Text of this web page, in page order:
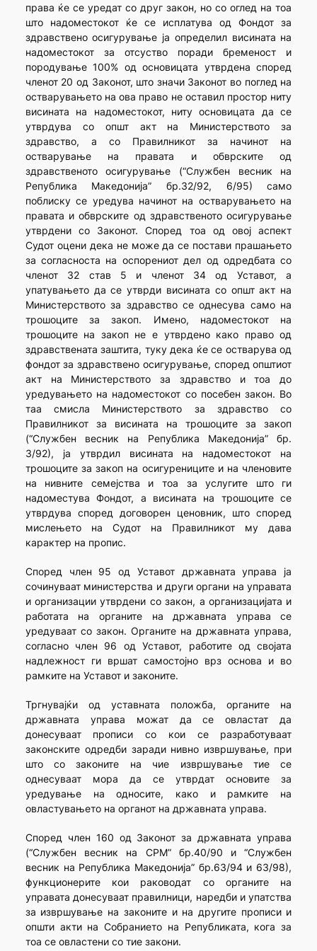
права ќе се уредат со друг закон, но со оглед на тоа
што надоместокот ќе се исплатува од Фондот за
здравствено осигурување ја определил висината на
надоместокот за отсуство поради бременост и
породување 100% од основицата утврдена според
членот 20 од Законот, што значи Законот во поглед на
остварувањето на ова право не оставил простор ниту
висината на надоместокот, ниту основицата да се
утврдува со општ акт на Министерството за
здравство, а со Правилникот за начинот на
остварување на правата и обврските од
здравственото осигурување (“Службен весник на
Република Македонија” бр.32/92, 6/95) само
поблиску се уредува начинот на остварувањето на
правата и обврските од здравственото осигурување
утврдени со Законот. Според тоа од овој аспект
Судот оцени дека не може да се постави прашањето
за согласноста на оспорениот дел од одредбата со
членот 32 став 5 и членот 34 од Уставот, а
упатувањето да се утврди висината со општ акт на
Министерството за здравство се однесува само на
трошоците за закоп. Имено, надоместокот на
трошоците на закоп не е утврдено како право од
здравствената заштита, туку дека ќе се остварува од
фондот за здравствено осигурување, според општиот
акт на Министерството за здравство и тоа до
уредувањето на надоместокот со посебен закон. Во
таа смисла Министерството за здравство со
Правилникот за висината на трошоците за закоп
(“Службен весник на Република Македонија” бр.
3/92), ја утврдил висината на надоместокот на
трошоците за закоп на осигурениците и на членовите
на нивните семејства и тоа за услугите што ги
надоместува Фондот, а висината на трошоците се
утврдува според договорен ценовник, што според
мислењето на Судот на Правилникот му дава
карактер на пропис.
Според член 95 од Уставот државната управа ја
сочинуваат министерства и други органи на управата
и организации утврдени со закон, а организацијата и
работата на органите на државната управа се
уредуваат со закон. Органите на државната управа,
согласно член 96 од Уставот, работите од својата
надлежност ги вршат самостојно врз основа и во
рамките на Уставот и законите.
Тргнувајќи од уставната положба, органите на
државната управа можат да се овластат да
донесуваат прописи со кои се разработуваат
законските одредби заради нивно извршување, при
што со законите на чие извршување тие се
однесуваат мора да се утврдат основите за
уредување на односите, како и рамките на
овластувањето на органот на државната управа.
Според член 160 од Законот за државната управа
(“Службен весник на СРМ” бр.40/90 и “Службен
весник на Република Македонија” бр.63/94 и 63/98),
функционерите кои раководат со органите на
управата донесуваат правилници, наредби и упатства
за извршување на законите и на другите прописи и
општи акти на Собранието на Републиката, кога за
тоа се овластени со тие закони.